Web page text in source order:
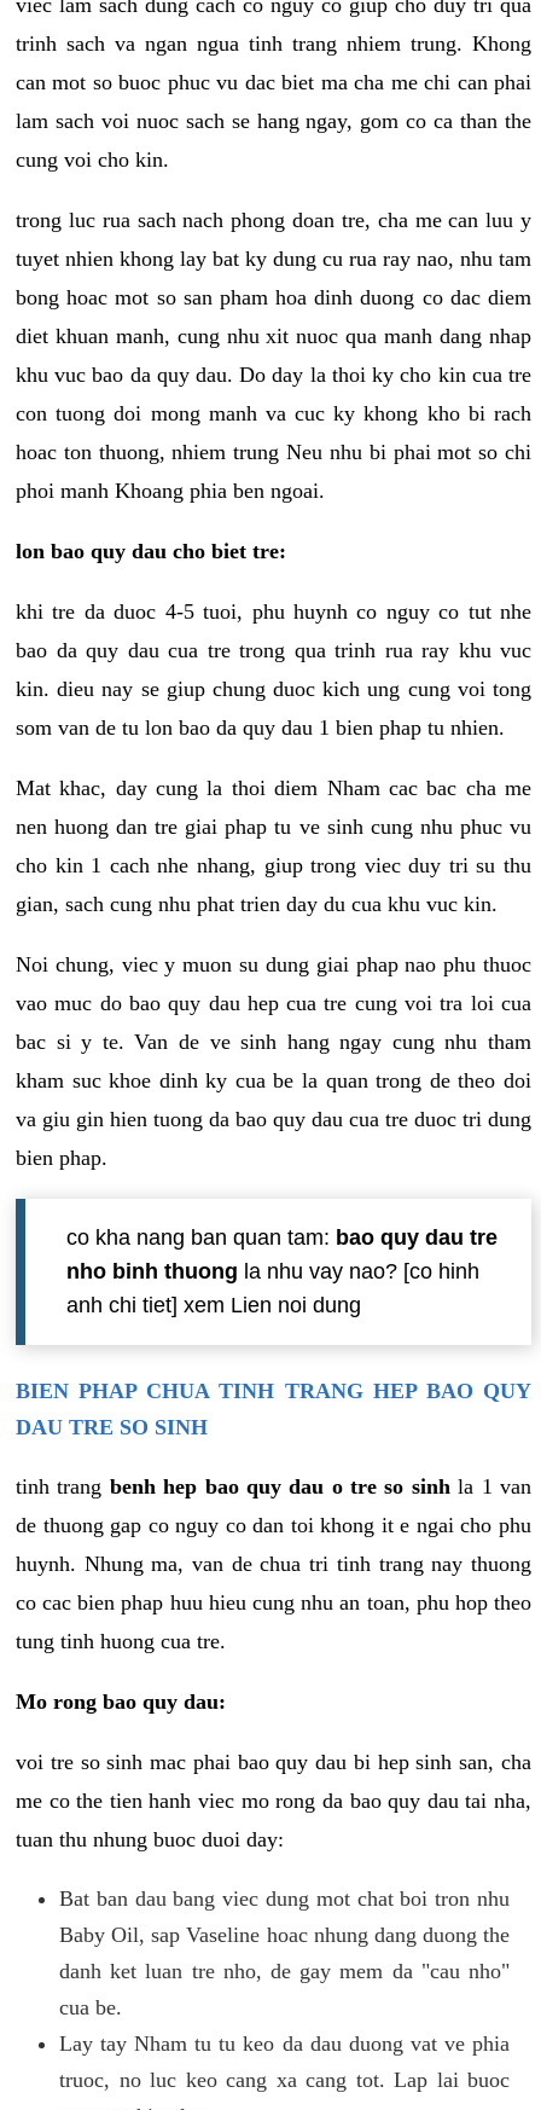
trinh sach va ngan ngua tinh trang nhiem trung. Khong
can mot so buoc phuc vu dac biet ma cha me chi can phai
lam sach voi nuoc sach se hang ngay, gom co ca than the
cung voi cho kin.
trong luc rua sach nach phong doan tre, cha me can luu y
tuyet nhien khong lay bat ky dung cu rua ray nao, nhu tam
bong hoac mot so san pham hoa dinh duong co dac diem
diet khuan manh, cung nhu xit nuoc qua manh dang nhap
khu vuc bao da quy dau. Do day la thoi ky cho kin cua tre
con tuong doi mong manh va cuc ky khong kho bi rach
hoac ton thuong, nhiem trung Neu nhu bi phai mot so chi
phoi manh Khoang phia ben ngoai.
lon bao quy dau cho biet tre:
khi tre da duoc 4-5 tuoi, phu huynh co nguy co tut nhe
bao da quy dau cua tre trong qua trinh rua ray khu vuc
kin. dieu nay se giup chung duoc kich ung cung voi tong
som van de tu lon bao da quy dau 1 bien phap tu nhien.
Mat khac, day cung la thoi diem Nham cac bac cha me
nen huong dan tre giai phap tu ve sinh cung nhu phuc vu
cho kin 1 cach nhe nhang, giup trong viec duy tri su thu
gian, sach cung nhu phat trien day du cua khu vuc kin.
Noi chung, viec y muon su dung giai phap nao phu thuoc
vao muc do bao quy dau hep cua tre cung voi tra loi cua
bac si y te. Van de ve sinh hang ngay cung nhu tham
kham suc khoe dinh ky cua be la quan trong de theo doi
va giu gin hien tuong da bao quy dau cua tre duoc tri dung
bien phap.
co kha nang ban quan tam: bao quy dau tre
nho binh thuong la nhu vay nao? [co hinh
anh chi tiet] xem Lien noi dung
BIEN PHAP CHUA TINH TRANG HEP BAO QUY
DAU TRE SO SINH
tinh trang benh hep bao quy dau o tre so sinh la 1 van
de thuong gap co nguy co dan toi khong it e ngai cho phu
huynh. Nhung ma, van de chua tri tinh trang nay thuong
co cac bien phap huu hieu cung nhu an toan, phu hop theo
tung tinh huong cua tre.
Mo rong bao quy dau:
voi tre so sinh mac phai bao quy dau bi hep sinh san, cha
me co the tien hanh viec mo rong da bao quy dau tai nha,
tuan thu nhung buoc duoi day:
Bat ban dau bang viec dung mot chat boi tron nhu
Baby Oil, sap Vaseline hoac nhung dang duong the
danh ket luan tre nho, de gay mem da "cau nho"
cua be.
Lay tay Nham tu tu keo da dau duong vat ve phia
truoc, no luc keo cang xa cang tot. Lap lai buoc